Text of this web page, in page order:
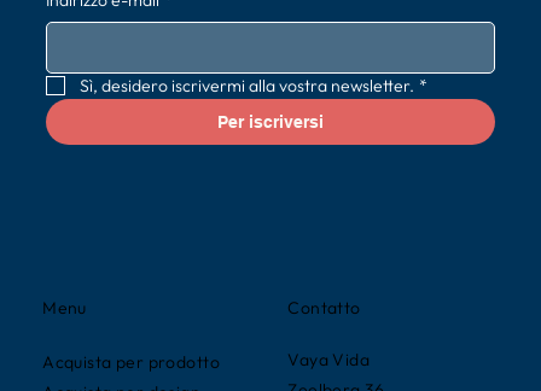
Contatto
Vaya Vida
Menu
Acquista per prodotto
Sì, desidero iscrivermi alla vostra newsletter. *
Per iscriversi